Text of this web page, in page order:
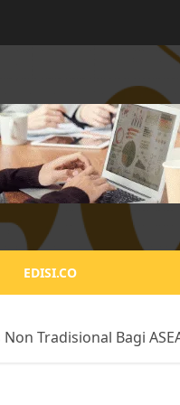
EDISI.CO
Tradisional Bagi